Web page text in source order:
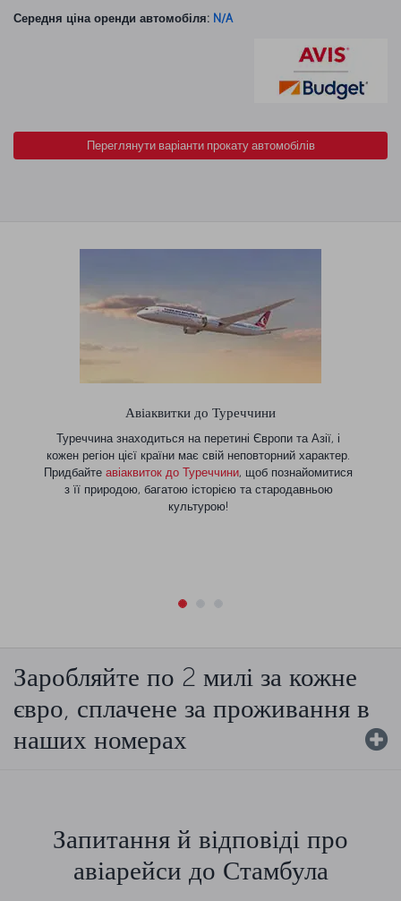
Середня ціна оренди автомобіля: N/A
Переглянути варіанти прокату автомобілів
Авіаквитки до Туреччини
Туреччина знаходиться на перетині Європи та Азії, і
кожен регіон цієї країни має свій неповторний характер.
Придбайте авіаквиток до Туреччини, щоб познайомитися
з її природою, багатою історією та стародавньою
культурою!
Заробляйте по 2 милі за кожне
євро, сплачене за проживання в
наших номерах
Запитання й відповіді про
авіарейси до Стамбула